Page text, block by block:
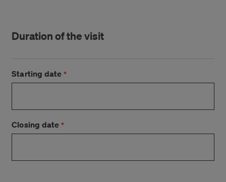
Duration of the visit
Starting date *
Closing date *